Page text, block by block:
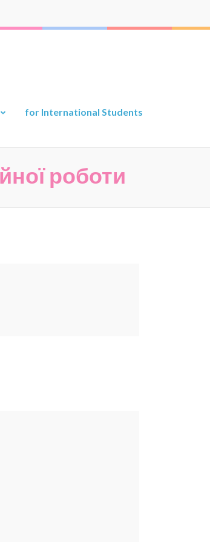
for International Students
роботи